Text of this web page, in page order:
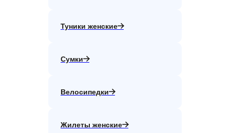
Туники женские
Сумки
Велосипедки
Жилеты женские